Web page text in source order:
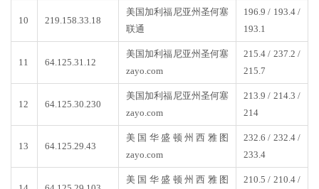
10 219.158.33.18
美国加利福尼亚州圣何塞
联通
196.9 / 193.4 /
193.1
11 64.125.31.12
美国加利福尼亚州圣何塞
zayo.com
215.4 / 237.2 /
215.7
12 64.125.30.230
美国加利福尼亚州圣何塞
zayo.com
213.9 / 214.3 /
214
13 64.125.29.43
美国华盛顿州西雅图
zayo.com
232.6 / 232.4 /
233.4
美国华盛顿州西雅图
210.5 / 210.4 /